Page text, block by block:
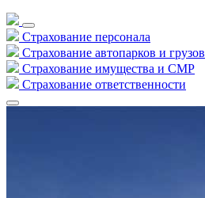
Страхование персонала
Страхование автопарков и грузов
Страхование имущества и СМР
Страхование ответственности